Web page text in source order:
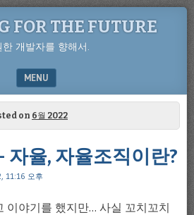
FOR THE FUTURE
한 개발자를 향해서.
MENU
on 6월 2022
율, 자율조직이란?
11:16 오후
이야기를 했지만… 사실 꼬치꼬치